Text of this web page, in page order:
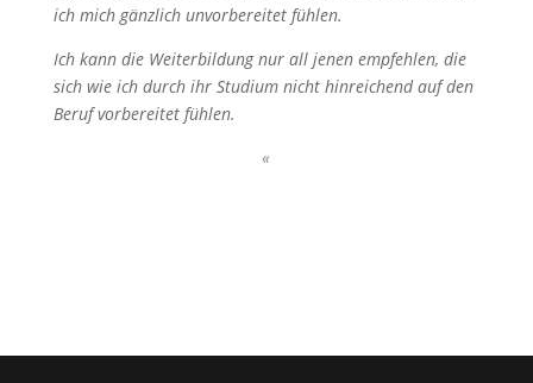
ich mich gänzlich unvorbereitet fühlen.
Ich kann die Weiterbildung nur all jenen empfehlen, die
sich wie ich durch ihr Studium nicht hinreichend auf den
Beruf vorbereitet fühlen.
«